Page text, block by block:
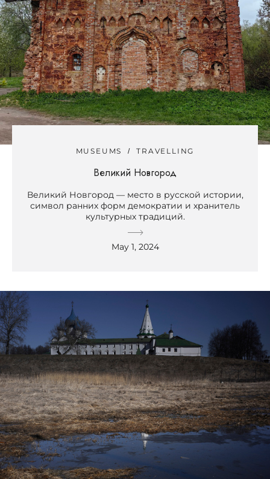
MUSEUMS TRAVELLING
Великий Новгород
Великий Новгород — место в русской истории,
символ ранних форм демократии и хранитель
культурных традиций.
May 1, 2024